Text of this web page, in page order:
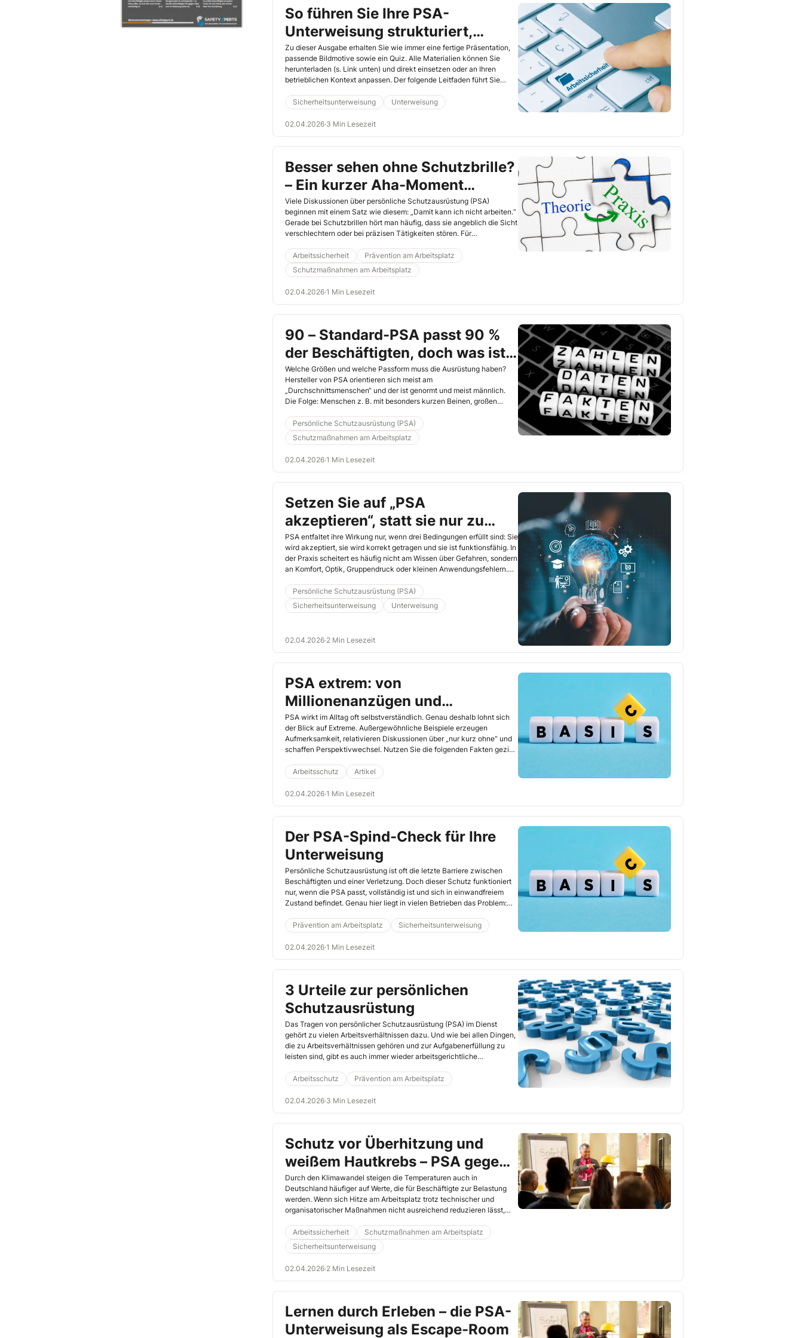
So führen Sie Ihre PSA-
Unterweisung strukturiert,
praxisnah und interaktiv durch
Zu dieser Ausgabe erhalten Sie wie immer eine fertige Präsentation,
passende Bildmotive sowie ein Quiz. Alle Materialien können Sie
herunterladen (s. Link unten) und direkt einsetzen oder an Ihren
betrieblichen Kontext anpassen. Der folgende Leitfaden führt Sie
Fachwissen, Praxisbezug und Interaktion sinnvoll verbinden.
Sicherheitsunterweisung Unterweisung
02.04.2026·3 Min Lesezeit
Besser sehen ohne Schutzbrille?
– Ein kurzer Aha-Moment
überzeugt
Viele Diskussionen über persönliche Schutzausrüstung (PSA)
beginnen mit einem Satz wie diesem: „Damit kann ich nicht arbeiten.“
Gerade bei Schutzbrillen hört man häufig, dass sie angeblich die Sicht
verschlechtern oder bei präzisen Tätigkeiten stören. Für
sinnvoll, aber die Beschäftigten haben eine ganz andere
Wahrnehmung. Ein Praxisbeispiel zeigt, wie sich solche Widerstände
manchmal überraschend einfach auflösen lassen.
Arbeitssicherheit
Prävention am Arbeitsplatz
Schutzmaßnahmen am Arbeitsplatz
02.04.2026·1 Min Lesezeit
90 – Standard-PSA passt 90 %
der Beschäftigten, doch was ist
mit den anderen?
Welche Größen und welche Passform muss die Ausrüstung haben?
Hersteller von PSA orientieren sich meist am
„Durchschnittsmenschen“ und der ist genormt und meist männlich.
Die Folge: Menschen z. B. mit besonders kurzen Beinen, großen
Die Ausrüstung sitzt nicht richtig und bietet keinen ausreichenden
Schutz. Sensibilisieren Sie die Teilnehmenden und geben Sie
konkrete Handlungstipps.
Persönliche Schutzausrüstung (PSA)
Schutzmaßnahmen am Arbeitsplatz
02.04.2026·1 Min Lesezeit
Setzen Sie auf „PSA
akzeptieren“, statt sie nur zu
verordnen
PSA entfaltet ihre Wirkung nur, wenn drei Bedingungen erfüllt sind: Sie
wird akzeptiert, sie wird korrekt getragen und sie ist funktionsfähig. In
der Praxis scheitert es häufig nicht am Wissen über Gefahren, sondern
an Komfort, Optik, Gruppendruck oder kleinen Anwendungsfehlern.
bearbeitbar zu machen. Binden Sie die Teilnehmenden aktiv ein –
nicht nur beim Tragen, sondern bereits bei der Bewertung und
Auswahl. Das stärkt nicht nur die Akzeptanz, sondern schafft auch
Persönliche Schutzausrüstung (PSA)
Sicherheitsunterweisung
Unterweisung
02.04.2026·2 Min Lesezeit
PSA extrem: von
Millionenanzügen und
mittelalterlichen Lederkappen
PSA wirkt im Alltag oft selbstverständlich. Genau deshalb lohnt sich
der Blick auf Extreme. Außergewöhnliche Beispiele erzeugen
Aufmerksamkeit, relativieren Diskussionen über „nur kurz ohne“ und
schaffen Perspektivwechsel. Nutzen Sie die folgenden Fakten gezielt
historische Entwicklungen sorgen für Aha-Effekte und machen
deutlich: PSA ist in vielen Fällen die Grenze zwischen Routine und
Lebensgefahr.
Arbeitsschutz Artikel
02.04.2026·1 Min Lesezeit
Der PSA-Spind-Check für Ihre
Unterweisung
Persönliche Schutzausrüstung ist oft die letzte Barriere zwischen
Beschäftigten und einer Verletzung. Doch dieser Schutz funktioniert
nur, wenn die PSA passt, vollständig ist und sich in einwandfreiem
Zustand befindet. Genau hier liegt in vielen Betrieben das Problem:
Sicherheitsschuhe fallen im Arbeitsalltag kaum auf – bis es zu spät ist.
Unterweisen Sie konkret: Ist meine PSA noch in Ordnung?
Prävention am Arbeitsplatz Sicherheitsunterweisung
02.04.2026·1 Min Lesezeit
3 Urteile zur persönlichen
Schutzausrüstung
Das Tragen von persönlicher Schutzausrüstung (PSA) im Dienst
gehört zu vielen Arbeitsverhältnissen dazu. Und wie bei allen Dingen,
die zu Arbeitsverhältnissen gehören und zur Aufgabenerfüllung zu
leisten sind, gibt es auch immer wieder arbeitsgerichtliche
Thema PSA habe ich Ihnen hier beispielhaft zusammengefasst.
Arbeitsschutz Prävention am Arbeitsplatz
02.04.2026·3 Min Lesezeit
Schutz vor Überhitzung und
weißem Hautkrebs – PSA gegen
Hitzestress richtig einsetzen
Durch den Klimawandel steigen die Temperaturen auch in
Deutschland häufiger auf Werte, die für Beschäftigte zur Belastung
werden. Wenn sich Hitze am Arbeitsplatz trotz technischer und
organisatorischer Maßnahmen nicht ausreichend reduzieren lässt,
Nackenpads oder UV-Schutzkleidung helfen, den Körper zu entlasten
und die Haut vor Strahlung zu schützen. Entscheidend ist jedoch,
dass Beschäftigte wissen, wann und wie diese Hilfsmittel richtig
Arbeitssicherheit
Schutzmaßnahmen am Arbeitsplatz
Sicherheitsunterweisung
02.04.2026·2 Min Lesezeit
Lernen durch Erleben – die PSA-
Unterweisung als Escape-Room